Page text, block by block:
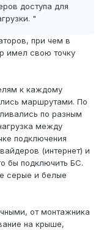
доступа для
"
при чем в
имел свою точку
к каждому
маршрутами. По
по разным
между
подключения
(интернет) и
бы подключить БС.
серые и белые
от монтажника
на крыше,